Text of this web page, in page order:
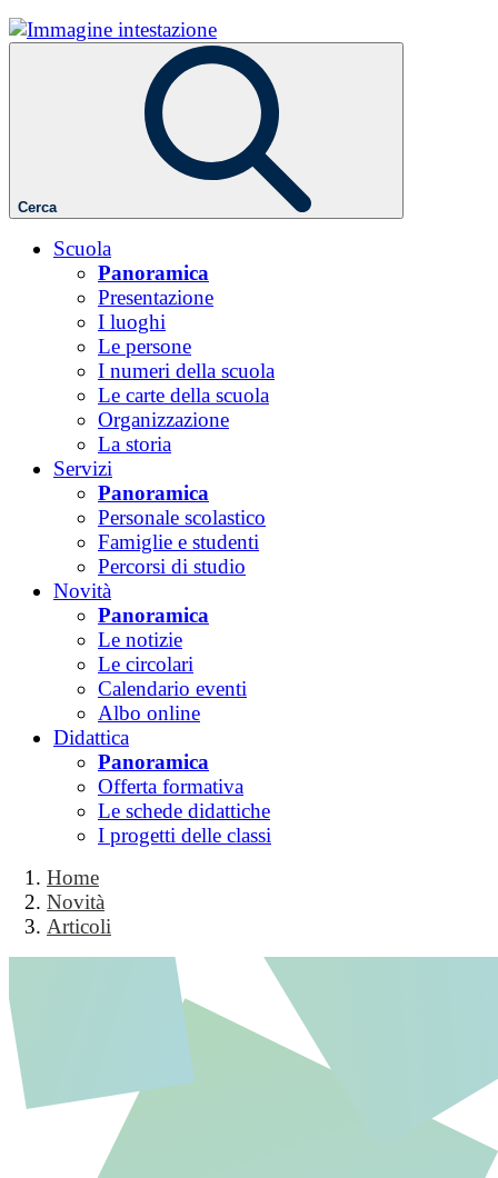
Cerca
Scuola
Panoramica
Presentazione
I luoghi
Le persone
I numeri della scuola
Le carte della scuola
Organizzazione
La storia
Servizi
Panoramica
Personale scolastico
Famiglie e studenti
Percorsi di studio
Novità
Panoramica
Le notizie
Le circolari
Calendario eventi
Albo online
Didattica
Panoramica
Offerta formativa
Le schede didattiche
I progetti delle classi
Home
Novità
Articoli